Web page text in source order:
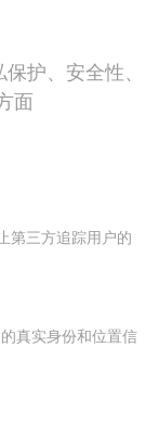
护、安全性、
面
第三方追踪用户的
真实身份和位置信